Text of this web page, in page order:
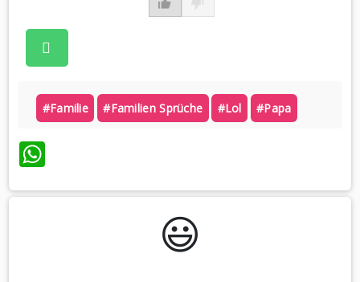
#familie #familien Sprüche #lol #papa
WhatsApp
😃️